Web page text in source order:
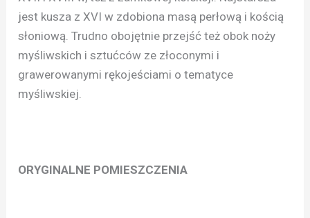
jest kusza z XVI w zdobiona masą perłową i kością
słoniową. Trudno obojętnie przejść też obok noży
myśliwskich i sztućców ze złoconymi i
grawerowanymi rękojeściami o tematyce
myśliwskiej.
ORYGINALNE POMIESZCZENIA